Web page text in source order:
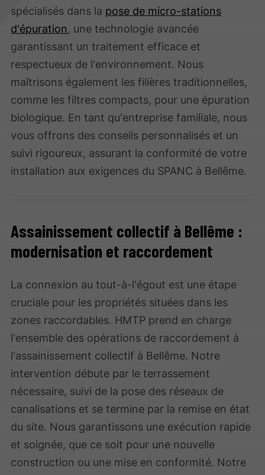
spécialisés dans la pose de micro-stations
d'épuration, une technologie avancée
garantissant un traitement efficace et
respectueux de l'environnement. Nous
maîtrisons également les filières traditionnelles,
comme les filtres compacts, pour une épuration
biologique. En tant qu'entreprise familiale, nous
vous offrons des conseils personnalisés et un
suivi rigoureux, assurant la conformité de votre
installation aux exigences du SPANC à Bellême.
Assainissement collectif à Bellême :
modernisation et raccordement
La connexion au tout-à-l'égout est une étape
cruciale pour les propriétés situées dans les
zones raccordables. HMTP prend en charge
l'ensemble des opérations de raccordement à
l'assainissement collectif à Bellême. Notre
intervention débute par le terrassement
nécessaire, suivi de la pose des réseaux de
canalisations et se termine par la remise en état
du site. Nous garantissons une exécution rapide
et soignée, que ce soit pour une nouvelle
construction ou une mise en conformité. Notre